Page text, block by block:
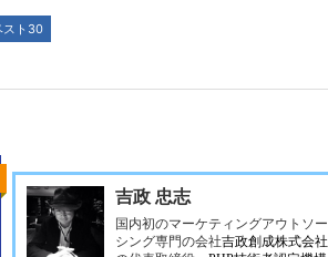
スト30
吉政 忠志
国内初のマーケティングアウトソー
シング専門の会社吉政創成株式会社